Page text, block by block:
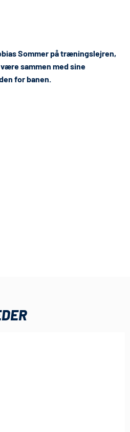
Sommer på træningslejren,
sammen med sine
for banen.